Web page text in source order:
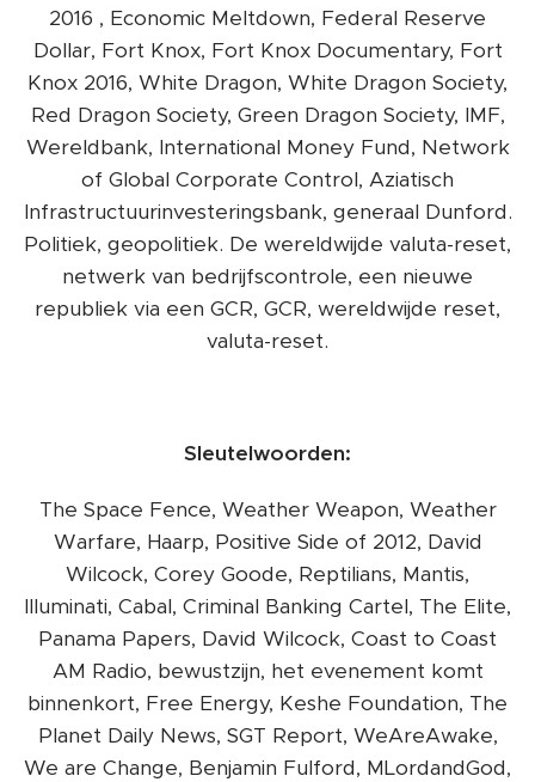
2016 , Economic Meltdown, Federal Reserve
Dollar, Fort Knox, Fort Knox Documentary, Fort
Knox 2016, White Dragon, White Dragon Society,
Red Dragon Society, Green Dragon Society, IMF,
Wereldbank, International Money Fund, Network
of Global Corporate Control, Aziatisch
Infrastructuurinvesteringsbank, generaal Dunford.
Politiek, geopolitiek. De wereldwijde valuta-reset,
netwerk van bedrijfscontrole, een nieuwe
republiek via een GCR, GCR, wereldwijde reset,
valuta-reset.
Sleutelwoorden:
The Space Fence, Weather Weapon, Weather
Warfare, Haarp, Positive Side of 2012, David
Wilcock, Corey Goode, Reptilians, Mantis,
Illuminati, Cabal, Criminal Banking Cartel, The Elite,
Panama Papers, David Wilcock, Coast to Coast
AM Radio, bewustzijn, het evenement komt
binnenkort, Free Energy, Keshe Foundation, The
Planet Daily News, SGT Report, WeAreAwake,
We are Change, Benjamin Fulford, MLordandGod,